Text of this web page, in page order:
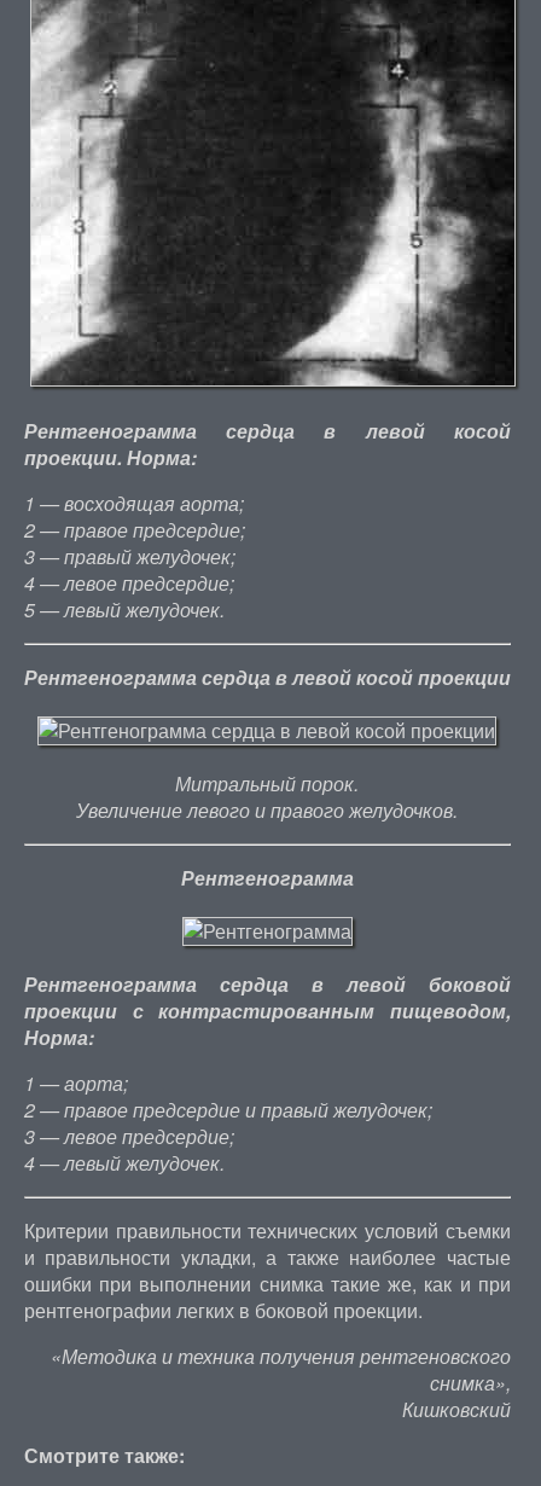
Рентгенограмма сердца в левой косой
проекции. Норма:
1 — восходящая аорта;
2 — правое предсердие;
3 — правый желудочек;
4 — левое предсердие;
5 — левый желудочек.
Рентгенограмма сердца в левой косой проекции
Митральный порок.
Увеличение левого и правого желудочков.
Рентгенограмма
Рентгенограмма сердца в левой боковой
проекции с контрастированным пищеводом,
Норма:
1 — аорта;
2 — правое предсердие и правый желудочек;
3 — левое предсердие;
4 — левый желудочек.
Критерии правильности технических условий съемки
и правильности укладки, а также наиболее частые
ошибки при выполнении снимка такие же, как и при
рентгенографии легких в боковой проекции.
«Методика и техника получения рентгеновского
снимка»,
Кишковский
Смотрите также: